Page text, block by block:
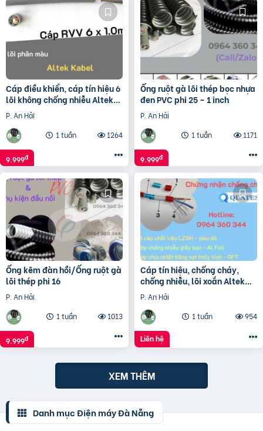
Cáp điều khiển, cáp tín hiệu 6
lõi không chống nhiễu Altek
Kabel
P. An Hải
1 tuần
1264
9.999đ
Ống ruột gà lõi thép bọc nhựa
đen PVC phi 25 – 1 inch
P. An Hải
1 tuần
1171
9.999đ
Ống kẽm đàn hồi/Ống ruột gà
lõi thép phi 16
P. An Hải
1 tuần
1013
9.999đ
Cáp tín hiệu, chống cháy,
chống nhiễu, lõi xoắn Altek
Kabel (vỏ đỏ – LSZH)
P. An Hải
1 tuần
954
Liên hệ
XEM THÊM
Danh mục Điện máy Đà Nẵng